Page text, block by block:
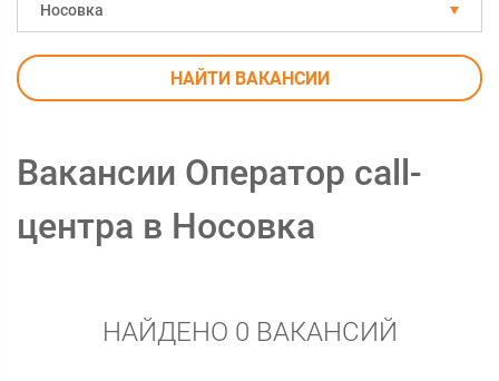
Носовка
НАЙТИ ВАКАНСИИ
Вакансии Оператор call-
центра в Носовка
НАЙДЕНО 0 ВАКАНСИЙ